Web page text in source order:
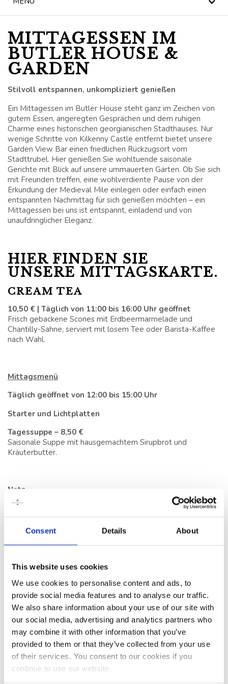
Consent Details About
This website uses cookies
We use cookies to personalise content and ads, to
provide social media features and to analyse our traffic.
We also share information about your use of our site with
our social media, advertising and analytics partners who
may combine it with other information that you’ve
provided to them or that they’ve collected from your use
of their services. You consent to our cookies if you
continue to use our website.
NACHRICHT
BLOG
KILKENNY CIVIC
FEIERLICHKEITEN
HOCHZEITEN
SONDERANGEBOTE
GESCHENKGUTSCHEIN
BUTLER HOUSE &
GARDEN, EIN
STOLZES MITGLIED
BOOK
SCHLAFEN
KONFERENZEN,
TAGUNGEN UND
VERANSTALTUNGEN
ERFAHRUNGSBERICHTE
MITTAGESSEN IM
BUTLER HOUSE &
GARDEN
Stilvoll entspannen, unkompliziert genießen
Ein Mittagessen im Butler House steht ganz im Zeichen von
gutem Essen, angeregten Gesprächen und dem ruhigen
Charme eines historischen georgianischen Stadthauses. Nur
wenige Schritte von Kilkenny Castle entfernt bietet unsere
Garden View Bar einen friedlichen Rückzugsort vom
Stadttrubel. Hier genießen Sie wohltuende saisonale
Gerichte mit Blick auf unsere ummauerten Gärten. Ob Sie sich
mit Freunden treffen, eine wohlverdiente Pause von der
Erkundung der Medieval Mile einlegen oder einfach einen
entspannten Nachmittag für sich genießen möchten – ein
Mittagessen bei uns ist entspannt, einladend und von
unaufdringlicher Eleganz.
HIER FINDEN SIE
UNSERE MITTAGSKARTE.
CREAM TEA
10,50 € | Täglich von 11:00 bis 16:00 Uhr geöffnet
Frisch gebackene Scones mit Erdbeermarmelade und
Chantilly-Sahne, serviert mit losem Tee oder Barista-Kaffee
nach Wahl.
Mittagsmenü
Täglich geöffnet von 12:00 bis 15:00 Uhr
Starter und Lichtplatten
Tagessuppe – 8,50 €
Saisonale Suppe mit hausgemachtem Sirupbrot und
Kräuterbutter.
Netz
Smithwick's Fish & Chips im Bierteig – 18,50 €
Zerdrückte Erbsen mit einem Hauch Minze und
hausgemachter Remoulade.
Lady Graces Quiche – 14,00 €
hausgemachtem Krautsalat.
Saisonaler irischer Eintopf – 21,00 €
Herzhafter saisonaler Eintopf, serviert mit hausgemachtem
Braunbrot und irischer Sahnebutter.
Klassischer Caesar Salad – 13,50 €
Baby-Römersalat, knuspriger Speck, Croutons,
hausgemachtes Caesar-Dressing und Parmesan.
Hähnchen hinzufügen + 4,00 €
Butler's Dips – 12,00 €